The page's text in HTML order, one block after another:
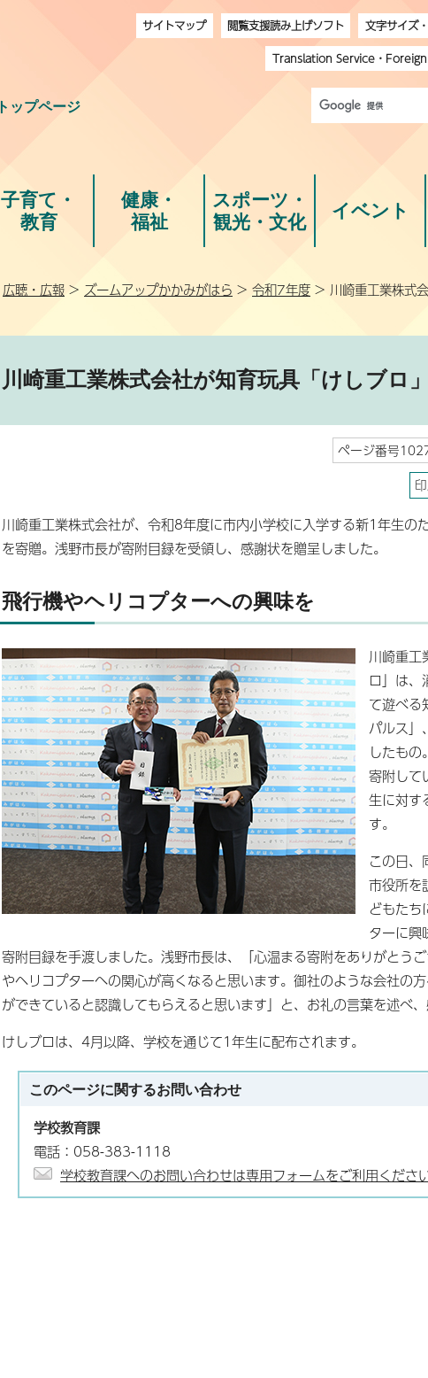
トップページ
サイトマップ 閲覧支援読み上げソフト
文字サイズ
Translation Service・
子育て・
教育
健康・
福祉
スポーツ・
観光・文化
イベント
広聴・広報 > ズームアップかかみがはら > 令和7年度 > 川崎重工業株式
川崎重工業株式会社が知育玩具「けしブロ
ページ番号
川崎重工業株式会社が、令和8年度に市内小学校に入学する新1年生の
を寄贈。浅野市長が寄附目録を受領し、感謝状を贈呈しました。
飛行機やヘリコプターへの興味を
川崎重工
ロ」は、
て遊べる
パルス
したも
寄附して
生に対す
す。
この日、
市役所を
どもたち
ターに興
寄附目録を手渡しました。浅野市長は、「心温まる寄附をありがとう
やヘリコプターへの関心が高くなると思います。御社のような会社の
ができていると認識してもらえると思います」と、お礼の言葉を述べ、
けしブロは、4月以降、学校を通じて1年生に配布されます。
このページに関するお問い合わせ
学校教育課
電話：058-383-1118
学校教育課へのお問い合わせは専用フォームをご利用ください